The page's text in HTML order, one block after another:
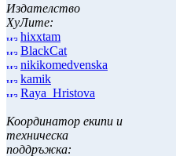
Издателство
ХуЛите:
hixxtam
BlackCat
nikikomedvenska
kamik
Raya_Hristova
Координатор екипи и
техническа
поддръжка: